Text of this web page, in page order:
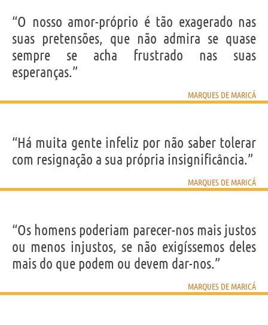
“O nosso amor-próprio é tão exagerado nas
suas pretensões, que não admira se quase
sempre se acha frustrado nas suas
esperanças.”
MARQUES DE MARICÁ
“Há muita gente infeliz por não saber tolerar
com resignação a sua própria insignificância.”
MARQUES DE MARICÁ
“Os homens poderiam parecer-nos mais justos
ou menos injustos, se não exigíssemos deles
mais do que podem ou devem dar-nos.”
MARQUES DE MARICÁ